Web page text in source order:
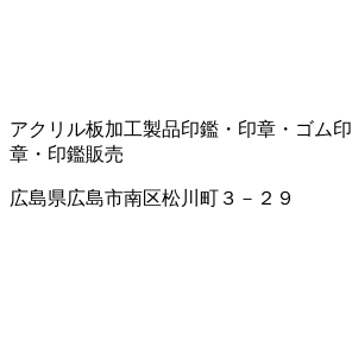
アクリル板加工製品印鑑・印章・ゴム印
章・印鑑販売
広島県広島市南区松川町３－２９